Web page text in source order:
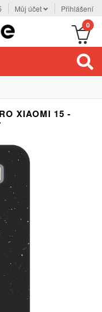
Můj účet Přihlášení
0
XIAOMI 15 -